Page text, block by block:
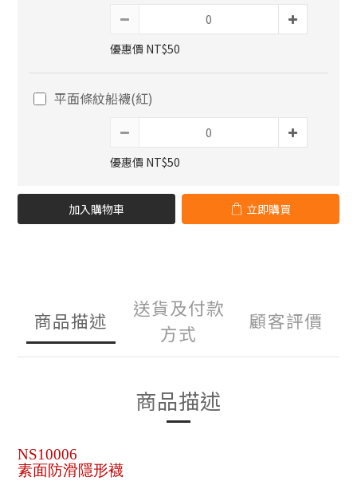
優惠價 NT$50
平面條紋船襪(紅)
優惠價 NT$50
加入購物車 立即購買
商品描述
送貨及付款
方式
顧客評價
商品描述
NS10006
素面防滑隱形襪